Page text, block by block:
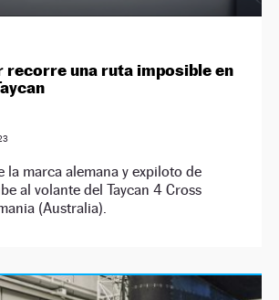
recorre una ruta imposible en
la marca alemana y expiloto de
al volante del Taycan 4 Cross
(Australia).